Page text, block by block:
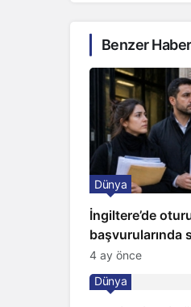
Benzer
İngiltere’de
başvurularında
Büyükelçilikten
Dünya
4 ay önce
Dünya